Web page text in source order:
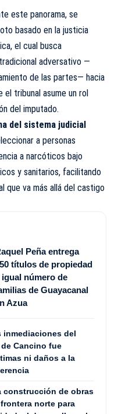
este panorama, se
basado en la justicia
el cual busca
adversativo —
de las partes— hacia
el tribunal asume un rol
del imputado.
del sistema judicial
a personas
a narcóticos bajo
y sanitarios, facilitando
que va más allá del castigo
Peña entrega
títulos de propiedad
igual número de
de Guayacanal
Azua
inmediaciones del
Cancino fue
ni daños a la
construcción de obras
norte para